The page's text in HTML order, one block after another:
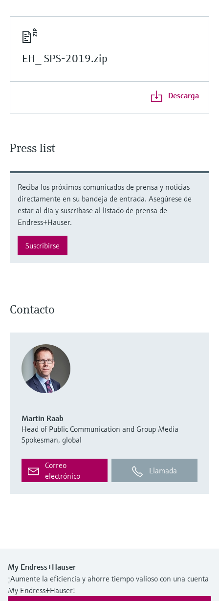
EH_ SPS-2019.zip
Descarga
Press list
Reciba los próximos comunicados de prensa y noticias
directamente en su bandeja de entrada. Asegúrese de
estar al día y suscríbase al listado de prensa de
Endress+Hauser.
Suscribirse
Contacto
Martin Raab
Head of Public Communication and Group Media
Spokesman, global
Correo
electrónico
Llamada
My Endress+Hauser
¡Aumente la eficiencia y ahorre tiempo valioso con una cuenta
My Endress+Hauser!